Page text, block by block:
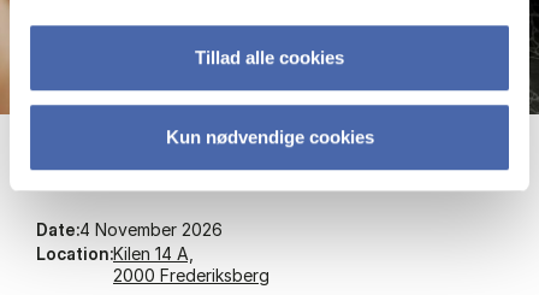
Tillad alle cookies
Kun nødvendige cookies
New Re­search Pro­jects Ca­valca­de
Date:4 November 2026
Location:Kilen 14 A,
2000 Frederiksberg